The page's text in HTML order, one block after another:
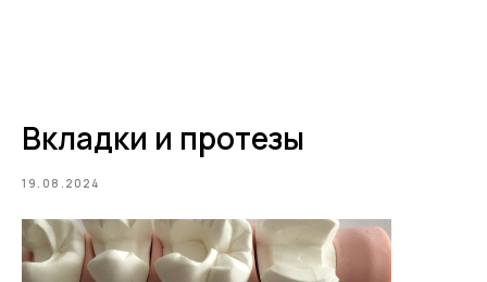
Вкладки и протезы
19.08.2024